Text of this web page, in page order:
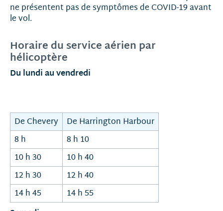
ne présentent pas de symptômes de COVID-19 avant
le vol.
Horaire du service aérien par
hélicoptère
Du lundi au vendredi
De Chevery
De Harrington Harbour
8 h
8 h 10
10 h 30
10 h 40
12 h 30
12 h 40
14 h 45
14 h 55